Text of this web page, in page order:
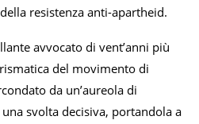
resistenza anti-apartheid.
avvocato di vent’anni più
del movimento di
da un’aureola di
svolta decisiva, portandola a